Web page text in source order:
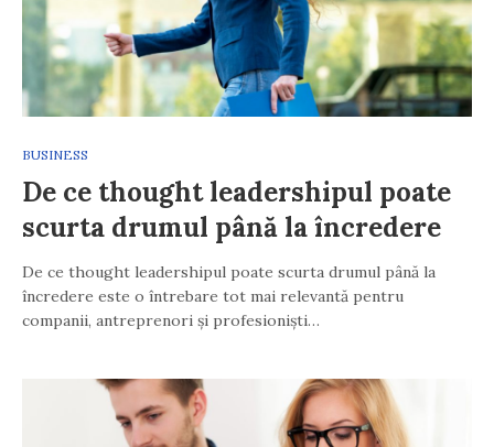
BUSINESS
De ce thought leadershipul poate
scurta drumul până la încredere
De ce thought leadershipul poate scurta drumul până la
încredere este o întrebare tot mai relevantă pentru
companii, antreprenori și profesioniști…